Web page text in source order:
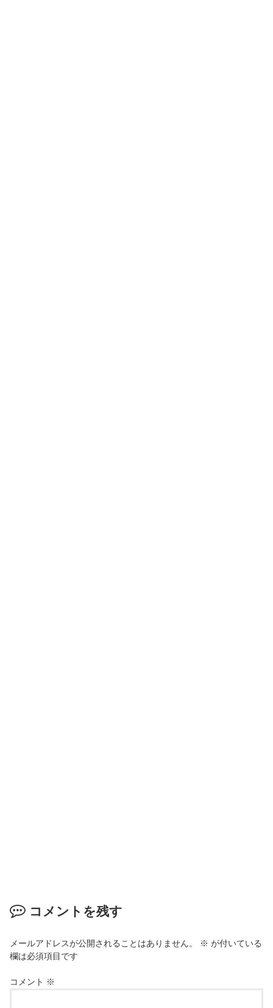
コメントを残す
メールアドレスが公開されることはありません。 ※ が付いている
欄は必須項目です
コメント ※